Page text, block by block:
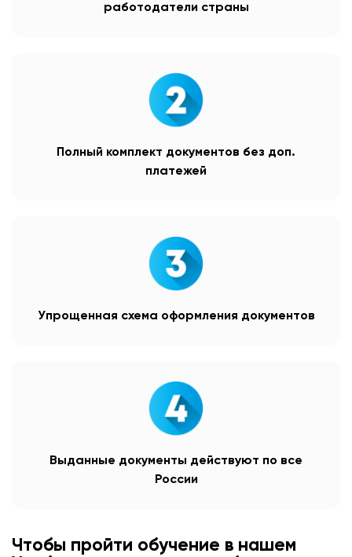
работодатели страны
Полный комплект документов без доп.
платежей
Упрощенная схема оформления документов
Выданные документы действуют по все
России
Чтобы пройти обучение в нашем